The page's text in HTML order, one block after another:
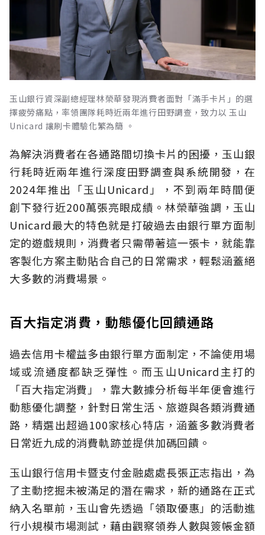
玉山銀行資深副總經理林榮華發現消費者面對「滿手卡片」的選
擇疲勞痛點，率領團隊耗時近兩年進行田野調查，致力以 玉山
Unicard 讓刷卡體驗化繁為簡 。
為解決消費者在各通路間切換卡片的困擾，玉山銀
行耗時近兩年進行深度田野調查與系統開發，在
2024年推出「玉山Unicard」，不到兩年時間便
創下發行近200萬張亮眼成績。林榮華強調，玉山
Unicard最大的特色就是打破過去由銀行單方面制
定的遊戲規則，消費者只需帶著這一張卡，就能靠
客製化方案主動貼合自己的日常需求，輕鬆涵蓋絕
大多數的消費場景。
百大指定消費，動態優化回饋通路
過去信用卡權益多由銀行單方面制定，不論使用場
域或流通度都缺乏彈性。而玉山Unicard主打的
「百大指定消費」，靠大數據分析每半年便會進行
動態優化調整，針對日常生活、旅遊與各類消費通
路，精選出超過100家核心特店，涵蓋多數消費者
日常近九成的消費軌跡並提供加碼回饋。
玉山銀行信用卡暨支付金融處處長張正志指出，為
了主動挖掘未被滿足的潛在需求，新的通路在正式
納入名單前，玉山會先透過「領取優惠」的活動進
行小規模市場測試，藉由觀察領券人數與簽帳金額